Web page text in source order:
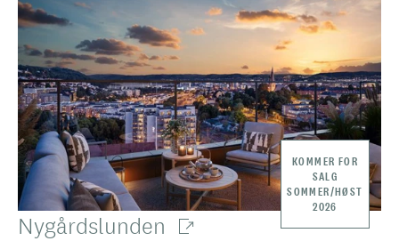
Nygårdslunden
KOMMER FOR
SALG
SOMMER/HØST
2026